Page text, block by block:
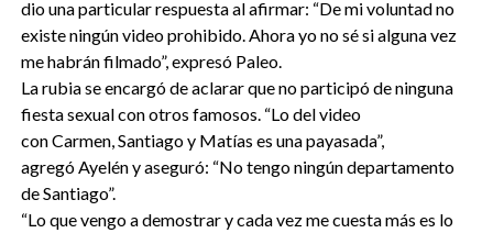
dio una particular respuesta al afirmar: “De mi voluntad no
existe ningún video prohibido. Ahora yo no sé si alguna vez
me habrán filmado”, expresó Paleo.
La rubia se encargó de aclarar que no participó de ninguna
fiesta sexual con otros famosos. “Lo del video
con Carmen, Santiago y Matías es una payasada”,
agregó Ayelén y aseguró: “No tengo ningún departamento
de Santiago”.
“Lo que vengo a demostrar y cada vez me cuesta más es lo